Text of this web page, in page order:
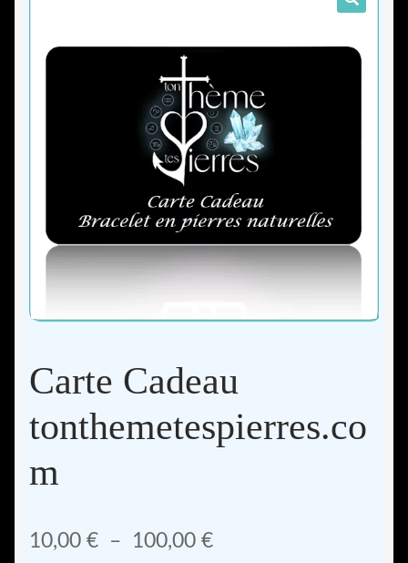
Comment ça marche ?
Guide d’entretien de ton bracelet
Contact
Carte Cadeau
tonthemetespierres.co
m
10,00 € – 100,00 €Plage